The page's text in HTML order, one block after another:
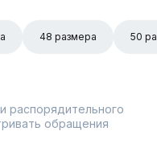
48 размера 50
распорядительного
обращения